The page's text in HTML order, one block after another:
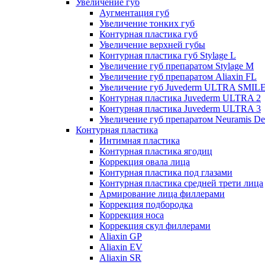
Увеличение губ
Аугментация губ
Увеличение тонких губ
Контурная пластика губ
Увеличение верхней губы
Контурная пластика губ Stylage L
Увеличение губ препаратом Stylage M
Увеличение губ препаратом Aliaxin FL
Увеличение губ Juvederm ULTRA
Контурная пластика Juvederm ULTRA 2
Контурная пластика Juvederm ULTRA 3
Увеличение губ препаратом Neuramis
Контурная пластика
Интимная пластика
Контурная пластика ягодиц
Коррекция овала лица
Контурная пластика под глазами
Контурная пластика средней трети лица
Армирование лица филлерами
Коррекция подбородка
Коррекция носа
Коррекция скул филлерами
Aliaxin GP
Aliaxin EV
Aliaxin SR